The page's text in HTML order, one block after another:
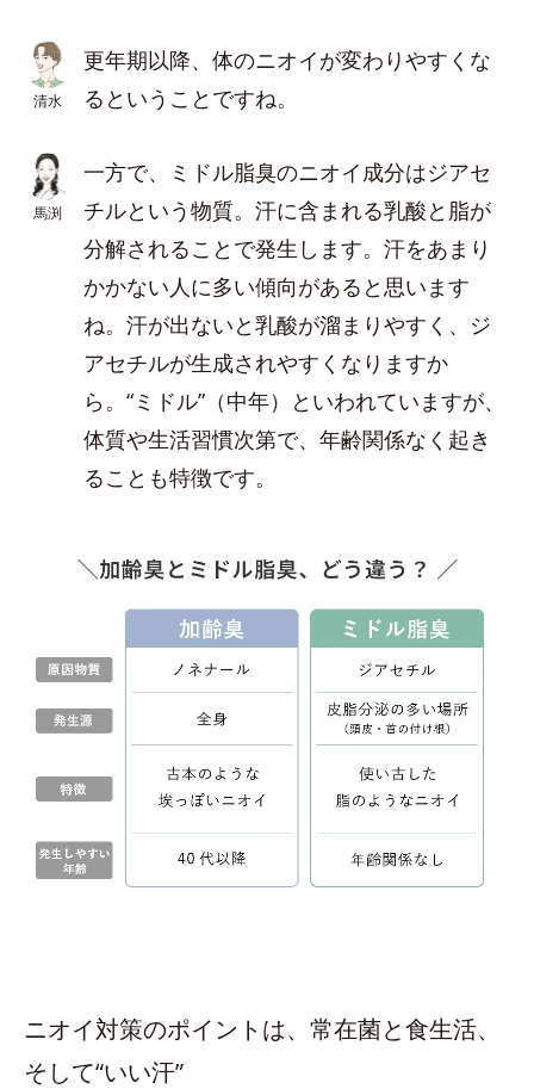
清水
更年期以降、体のニオイが変わりやすくな
るということですね。
馬渕
一方で、ミドル脂臭のニオイ成分はジアセ
チルという物質。汗に含まれる乳酸と脂が
分解されることで発生します。汗をあまり
かかない人に多い傾向があると思います
ね。汗が出ないと乳酸が溜まりやすく、ジ
アセチルが生成されやすくなりますか
ら。“ミドル”（中年）といわれていますが、
体質や生活習慣次第で、年齢関係なく起き
ることも特徴です。
ニオイ対策のポイントは、常在菌と食生活、
そして“いい汗”